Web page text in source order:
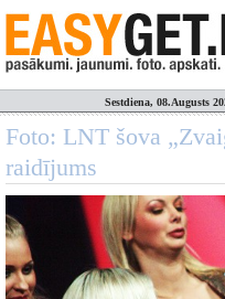
Sestdiena, 08.Augusts
Foto: LNT šova
raidījums